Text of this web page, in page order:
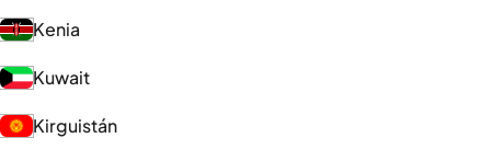
Kenia
Kuwait
Kirguistán